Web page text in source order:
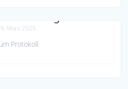
März 2025
Protokoll